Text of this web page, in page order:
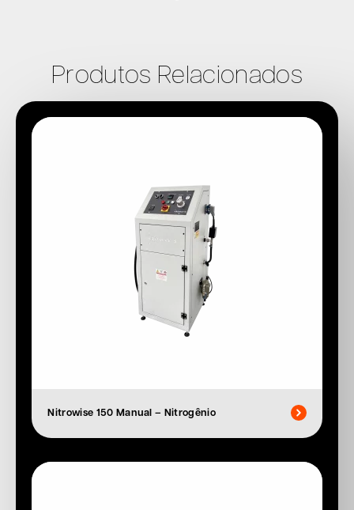
Produtos Relacionados
Nitrowise 150 Manual – Nitrogênio